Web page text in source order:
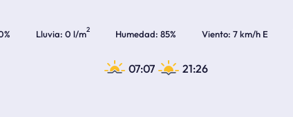
Lluvia 0 l/m2 Humedad 85% Viento 7 km/h E
07:07 21:26